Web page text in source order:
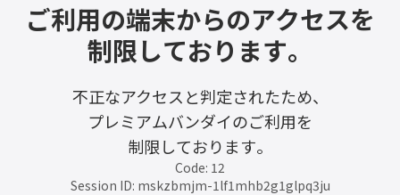
ご利用の端末からのアクセスを
制限しております。
不正なアクセスと判定されたため、
プレミアムバンダイのご利用を
制限しております。
Code: 12
Session ID: mskzbmjm-1lf1mhb2g1glpq3ju